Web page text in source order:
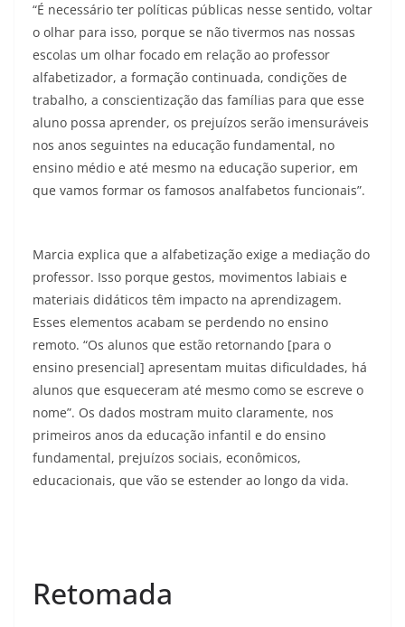
“É necessário ter políticas públicas nesse sentido, voltar
o olhar para isso, porque se não tivermos nas nossas
escolas um olhar focado em relação ao professor
alfabetizador, a formação continuada, condições de
trabalho, a conscientização das famílias para que esse
aluno possa aprender, os prejuízos serão imensuráveis
nos anos seguintes na educação fundamental, no
ensino médio e até mesmo na educação superior, em
que vamos formar os famosos analfabetos funcionais”.
Marcia explica que a alfabetização exige a mediação do
professor. Isso porque gestos, movimentos labiais e
materiais didáticos têm impacto na aprendizagem.
Esses elementos acabam se perdendo no ensino
remoto. “Os alunos que estão retornando [para o
ensino presencial] apresentam muitas dificuldades, há
alunos que esqueceram até mesmo como se escreve o
nome”. Os dados mostram muito claramente, nos
primeiros anos da educação infantil e do ensino
fundamental, prejuízos sociais, econômicos,
educacionais, que vão se estender ao longo da vida.
Retomada